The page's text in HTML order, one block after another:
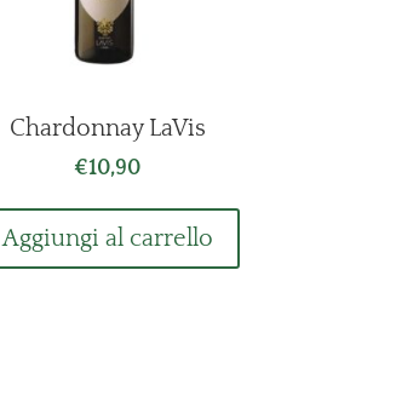
Chardonnay LaVis
€10,90
Aggiungi al carrello